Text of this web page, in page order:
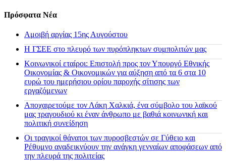
Πρόσφατα Νέα
Αμοιβή αργίας 15ης Αυγούστου
H ΓΣΕΕ στο πλευρό των πυρόπληκτων συμπολιτών μας
Κοινωνικοί εταίροι: Επιστολή προς τον Υπουργό Εθνικής
Οικονομίας & Οικονομικών για αύξηση από τα 6 στα 10
ευρώ του ημερήσιου ορίου παροχής σίτισης των
εργαζόμενων
Αποχαιρετούμε τον Λάκη Χαλκιά, ένα σύμβολο του λαϊκού
μας τραγουδιού κι έναν άνθρωπο με βαθιά κοινωνική και
πολιτική συνείδηση
Οι τραγικοί θάνατοι των πυροσβεστών σε Γύθειο και
Ρέθυμνο αναδεικνύουν την ανάγκη γενναίων αποφάσεων από
την πλευρά της πολιτείας